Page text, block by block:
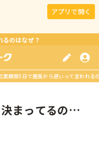
アプリで開く
のはなぜ？
案期限5日で園長から遅いって言われる
まってるのに